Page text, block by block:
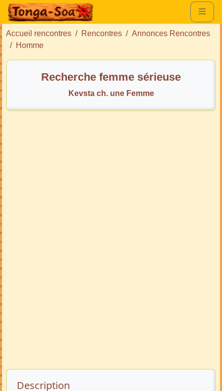
Accueil rencontres Rencontres
Annonces Rencontres
Homme
Recherche femme sérieuse
Kevsta ch. une Femme
Description de l’annonce
Description